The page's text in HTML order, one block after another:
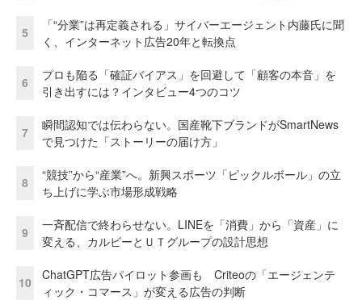
5
「“分業”は再定義される」サイバーエージェント内藤氏に聞
く、インターネット広告20年と転換点
6
プロも陥る「確証バイアス」を回避して「顧客の本音」を
引き出すには？インタビュー4つのコツ
7
瞬間認知では伝わらない。国産靴下ブランドがSmartNews
で見つけた「ストーリーの届け方」
8
“競技”から“産業”へ。新興スポーツ「ピックルボール」の立
ち上げに学ぶ市場形成戦略
9
一斉配信で終わらせない。LINEを「消費」から「資産」に
変える、カルビーとＵＴグループの設計思想
10
ChatGPT広告パイロット参画も Criteoの「エージェンテ
ィック・コマース」が変える広告の判断